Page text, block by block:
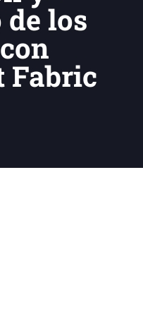
los
Fabric